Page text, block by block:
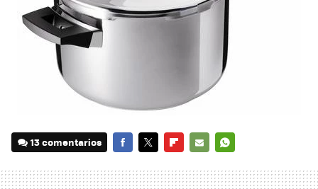
13 comentarios
MAIL